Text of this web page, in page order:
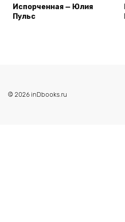
Испорченная — Юлия
Пульс
© 2026 inDbooks.ru